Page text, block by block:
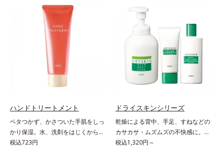
おいに近いシルク由来の洗浄成分
(*1)が、不要な汚れをするりと包み
込みやさしく落とします。さらにヒ
アルロン酸ナトリウムとうるおい吸
着成分(*2)配合で、保湿成分が肌に
ぴたっと密着。洗い流した後も必要
なうるおいをキープして、つっぱり
感のない、ずっと触っていたくなる
メが細かい泡はやさしい肌あた
タイムに癒しのひとときをもたらし
ます。*1 ラウロイルシルクアミノ
酸K*2 異性化糖
合なので、塗った後ベタつかずお肌
はサラサラ。汗ジミの心配もありま
せん。スプレーのように音がでたり
飛び散ったりしないので、外出先で
もまわりを気にせず使えます。ジェ
ルならではの確かな効果と快適な使
いごこちのデオドラント剤です。
ハンドトリートメント
ベタつかず、かさついた手肌をしっ
かり保湿。水、洗剤をはじくからキ
ッチンでも使用できる万能型ハンド
税込723円
ドライスキンシリーズ
乾燥による背中、手足、すねなどの
カサカサ・ムズムズの不快感に。背
中がムズムズして眠れない、手足が
税込1,320円～